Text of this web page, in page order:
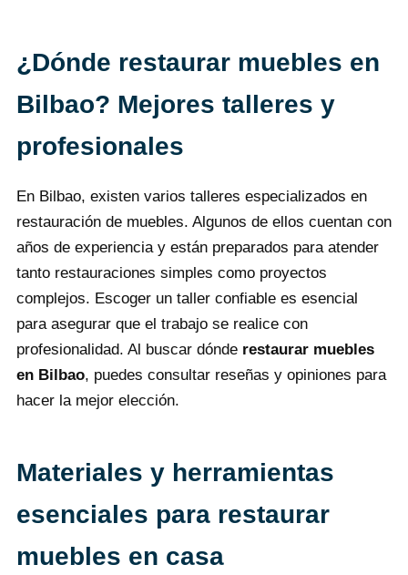
¿Dónde restaurar muebles en
Bilbao? Mejores talleres y
profesionales
En Bilbao, existen varios talleres especializados en
restauración de muebles. Algunos de ellos cuentan con
años de experiencia y están preparados para atender
tanto restauraciones simples como proyectos
complejos. Escoger un taller confiable es esencial
para asegurar que el trabajo se realice con
profesionalidad. Al buscar dónde restaurar muebles
en Bilbao, puedes consultar reseñas y opiniones para
hacer la mejor elección.
Materiales y herramientas
esenciales para restaurar
muebles en casa